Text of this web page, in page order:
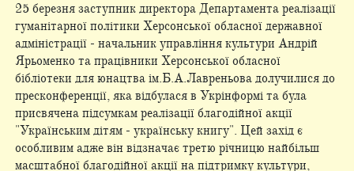
25 березня заступник директора Департамента реалізації
гуманітарної політики Херсонської обласної державної
адміністрації - начальник управління культури Андрій
Ярьоменко та працівники Херсонської обласної
бібліотеки для юнацтва ім.Б.А.Лавреньова долучилися до
пресконференції, яка відбулася в Укрінформі та була
присвячена підсумкам реалізації благодійної акції
"Українським дітям - українську книгу". Цей захід є
особливим адже він відзначає третю річницю найбільш
масштабної благодійної акції на підтримку культури,